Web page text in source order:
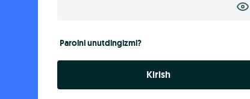
Parolni unutdingizmi?
Kirish